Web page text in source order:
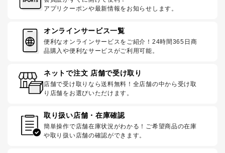
アプリクーポンや最新情報をお知らせします。
オンラインサービス一覧
便利なオンラインサービスをご紹介！24時間365日商
品購入や便利なサービスがご利用可能。
ネットで注文 店舗で受け取り
店舗で受け取りなら送料無料！全店舗の中から受け取
り店舗をお選びいただけます。
取り扱い店舗・在庫確認
簡単操作で店舗在庫状況がわかる！ご希望商品の在庫
や取り扱い店舗の確認ができます。